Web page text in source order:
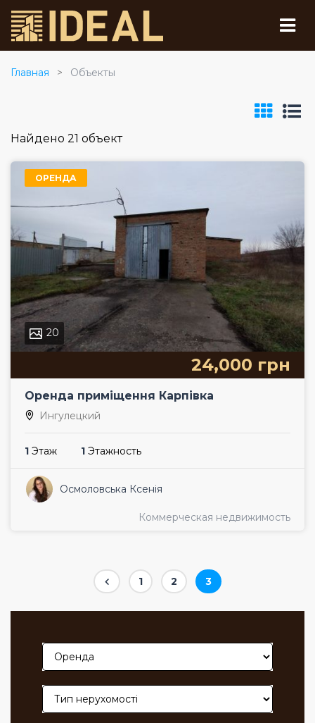
Главная Объекты
Найдено 21 объект
ОРЕНДА
20
24,000 грн
Оренда приміщення Карпівка
Ингулецкий
1 Этаж 1 Этажность
Осмоловська Ксенія
Коммерческая недвижимость
Page
1 Page
2 Page
3